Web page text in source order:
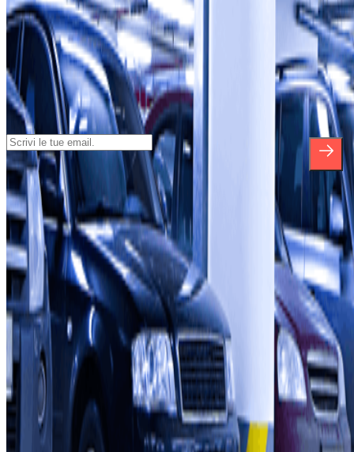
Iscriviti alla nostra Newsletter e rimani
aggiornato su sconti, concorsi e tante
altre sorprese.
*Iscrivendoti, accetti la nostra Informativa sulla Privacy per ricevere
comunicazioni commerciali da Parclick. Senza alcun impegno,
potrai disiscriverti quando vuoi direttamente dalla stessa newsletter.
Riguardo a Parclcik
Chi siamo
Come funziona?
I Nostri Parcheggi
Collaboriamo?
Collaboratori
Proprietari di parcheggio
Affiliati
Contatto